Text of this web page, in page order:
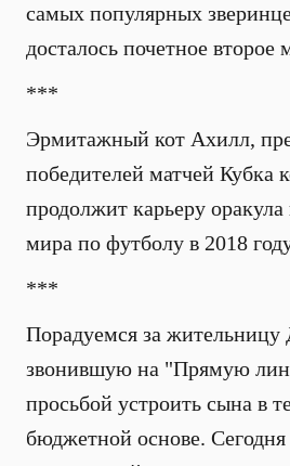
самых популярных
досталось почетное второе
***
Эрмитажный кот Ахилл,
победителей матчей Кубка
продолжит карьеру
мира по футболу в 2018
***
Порадуемся за жительницу
звонившую на "Прямую
просьбой устроить сына в
бюджетной основе. Сегодня